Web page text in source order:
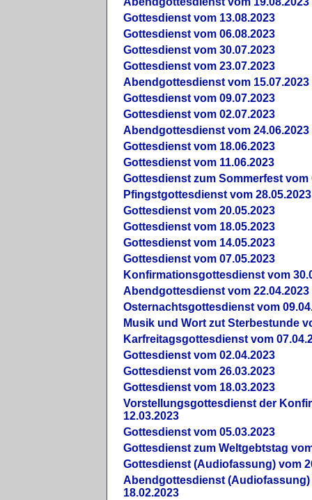
Gottesdienst vom 13.08.2023
Gottesdienst vom 06.08.2023
Gottesdienst vom 30.07.2023
Gottesdienst vom 23.07.2023
Abendgottesdienst vom 15.07.2023
Gottesdienst vom 09.07.2023
Gottesdienst vom 02.07.2023
Abendgottesdienst vom 24.06.2023
Gottesdienst vom 18.06.2023
Gottesdienst vom 11.06.2023
Gottesdienst zum Sommerfest vom
Pfingstgottesdienst vom 28.05.2023
Gottesdienst vom 20.05.2023
Gottesdienst vom 18.05.2023
Gottesdienst vom 14.05.2023
Gottesdienst vom 07.05.2023
Konfirmationsgottesdienst vom
Abendgottesdienst vom 22.04.2023
Osternachtsgottesdienst vom
Musik und Wort zut Sterbestunde
Karfreitagsgottesdienst vom
Gottesdienst vom 02.04.2023
Gottesdienst vom 26.03.2023
Gottesdienst vom 18.03.2023
Vorstellungsgottesdienst der
12.03.2023
Gottesdienst vom 05.03.2023
Gottesdienst zum Weltgebtstag
Gottesdienst (Audiofassung) vom
Abendgottesdienst (Audiofassung)
18.02.2023